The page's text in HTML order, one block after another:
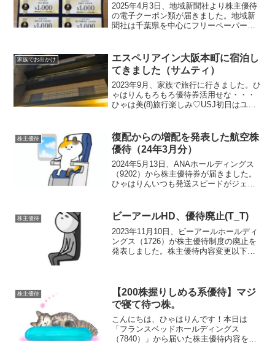
2025年4月3日、地域新聞社より株主優待
の電子クーポン類が届きました。地域新
聞社は千葉県を中心にフリーペーパー
や発展に貢献することを目指していま
す。初取得の優待です＞...
家族でお出かけ
エスペリアイン大阪本町に宿泊し
てきました（サムティ）
2023年9月、家族で旅行に行きました。ひ
ゃはりんもろもろ優待券活用せな・・・
ひゃは美(8)旅行楽しみ♡USJ初日はユニ
なハリーポッターの世界観でバタービー
ルを楽しんだり...
株主優待
復配からの増配を発表した航空株
優待（24年3月分）
2024年5月13日、ANAホールディングス
（9202）から株主優待券が届きました。
ひゃはりんいつも発送スピードがジェッ
優待券は正式には「株主優待番号ご案内
書」と言い...
株主優待 ビーアールHD、優待廃止(T_T)
2023年11月10日、ビーアールホールディ
ングス（1726）が株主優待制度の廃止を
発表しました。株主優待内容変更以下の
カ...
株主優待
【200株握りしめる系優待】マジ
で寝て待つ株。
こんにちは、ひゃはりんです！本日は
「フランスベッドホールディングス
（7840）」から届いた株主優待内容をご